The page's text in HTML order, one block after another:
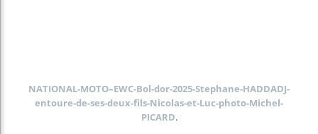
NATIONAL-MOTO–EWC-Bol-dor-2025-Stephane-HADDADJ-
entoure-de-ses-deux-fils-Nicolas-et-Luc-photo-Michel-
PICARD.